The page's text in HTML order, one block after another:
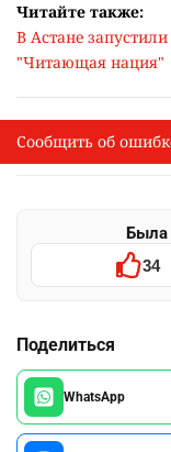
Читайте также:
В Астане
"Читающая нация"
I
Сообщить об
Выделите
Была
34
Поделиться
WhatsApp
Сообщить об